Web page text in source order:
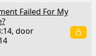
Failed For My
door